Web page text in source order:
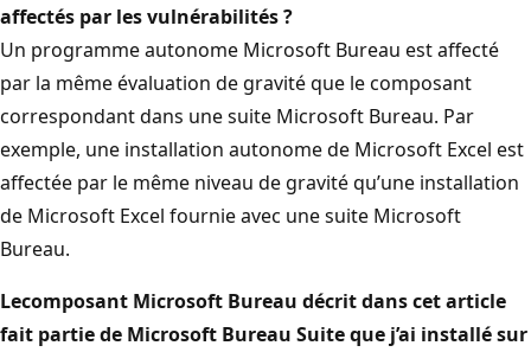
affectés par les vulnérabilités ?
Un programme autonome Microsoft Bureau est affecté
par la même évaluation de gravité que le composant
correspondant dans une suite Microsoft Bureau. Par
exemple, une installation autonome de Microsoft Excel est
affectée par le même niveau de gravité qu’une installation
de Microsoft Excel fournie avec une suite Microsoft
Bureau.
Lecomposant Microsoft Bureau décrit dans cet article
fait partie de Microsoft Bureau Suite que j’ai installé sur